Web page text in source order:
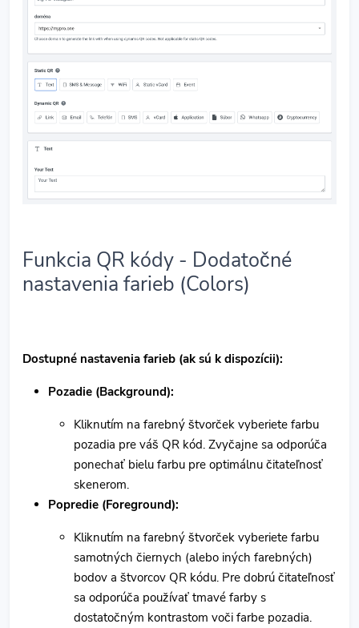
Funkcia QR kódy - Dodatočné
nastavenia farieb (Colors)
Dostupné nastavenia farieb (ak sú k dispozícii):
Pozadie (Background):
Kliknutím na farebný štvorček vyberiete farbu
pozadia pre váš QR kód. Zvyčajne sa odporúča
ponechať bielu farbu pre optimálnu čitateľnosť
skenerom.
Popredie (Foreground):
Kliknutím na farebný štvorček vyberiete farbu
samotných čiernych (alebo iných farebných)
bodov a štvorcov QR kódu. Pre dobrú čitateľnosť
sa odporúča používať tmavé farby s
dostatočným kontrastom voči farbe pozadia.